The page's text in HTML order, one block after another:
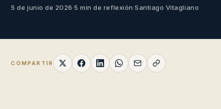
5 de junio de 2026·5 min de reflexión·Santiago Vitagliano
COMPARTIR